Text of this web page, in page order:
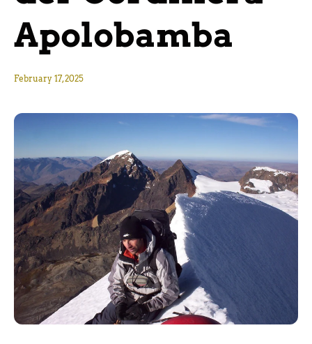
Apolobamba
February 17, 2025